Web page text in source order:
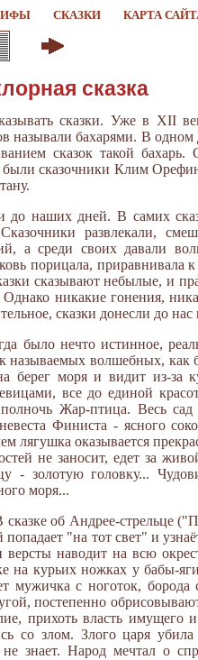
СКАЗКИ КАРТА
сказка
сказки. Уже в XII
называли бахарями. В одном
сказок такой
сказочники Клим
до наших дней. В самих
развлекали,
а среди своих давали
порицала, приравнивала
сказывают небылые, и
никакие гонения,
сказки донесли до
было нечто истинное,
называемых волшебных,
берег моря и видит из-за
все до единой
Жар-птица. Весь сад
Финиста - ясного
лягушка оказывается
не заносит, едет за
- золотую головку...
моря...
об Андрее-стрельце
"на тот свет" и
наводит на всю
на курьих ножках у бабы-
мужичка с ноготок,
постепенно
прихоть власть имущего
со злом. Злого царя убила
знает. Народ мечтал о